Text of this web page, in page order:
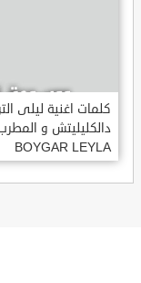
كلمات اغنية ليلى
BOYGAR LEYLA